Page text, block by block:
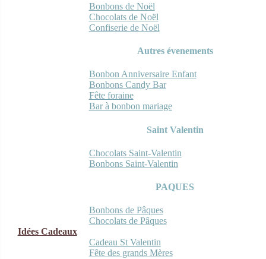
Bonbons de Noël
Chocolats de Noël
Confiserie de Noël
Autres évenements
Bonbon Anniversaire Enfant
Bonbons Candy Bar
Fête foraine
Bar à bonbon mariage
Saint Valentin
Chocolats Saint-Valentin
Bonbons Saint-Valentin
PAQUES
Bonbons de Pâques
Chocolats de Pâques
Idées Cadeaux
Cadeau St Valentin
Fête des grands Mères